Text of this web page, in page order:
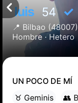
luis 54✓
📍 Bilbao (48007)
Hombre ·Hetero
UN POCO DE MÍ
♉ Geminis
👥